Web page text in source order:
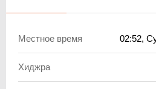
Местное время 02:52,
Хиджра